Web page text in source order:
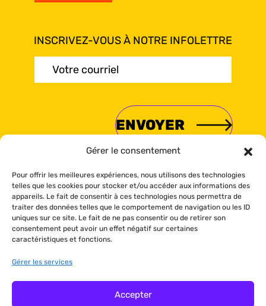
Gérer le consentement
Pour offrir les meilleures expériences, nous utilisons des technologies
telles que les cookies pour stocker et/ou accéder aux informations des
appareils. Le fait de consentir à ces technologies nous permettra de
traiter des données telles que le comportement de navigation ou les ID
uniques sur ce site. Le fait de ne pas consentir ou de retirer son
consentement peut avoir un effet négatif sur certaines
caractéristiques et fonctions.
Gérer les services
Accepter
INSCRIVEZ-VOUS À NOTRE INFOLETTRE
Courriel
(Nécessaire)
© Sea Shack 2024 Tous droits
réservés.Politique de réservation-
Politiques de confidentialité-Politique
de cookies- CITQ 190971 et 627027
Conception visuelle :
- Développement et programmation :